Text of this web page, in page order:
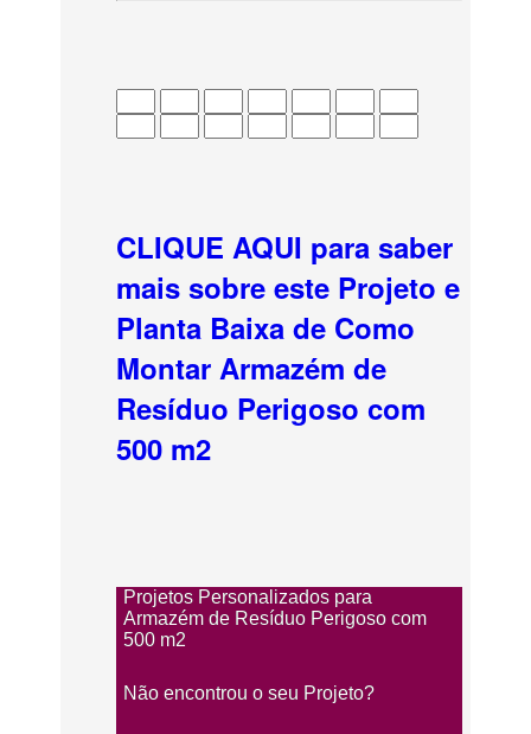
CLIQUE AQUI para saber
mais sobre este Projeto e
Planta Baixa de Como
Montar Armazém de
Resíduo Perigoso com
500 m2
Projetos Personalizados para
Armazém de Resíduo Perigoso com
500 m2
Não encontrou o seu Projeto?